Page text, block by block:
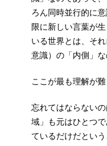
ろん同時並行的に
限に新しい言葉が
いる世界とは、そ
意識）の「内側」な
ここが最も理解が
忘れてはならない
域」も元はひとつ
ているだけだという